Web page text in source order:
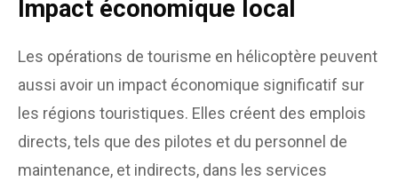
Impact économique local
Les opérations de tourisme en hélicoptère peuvent
aussi avoir un impact économique significatif sur
les régions touristiques. Elles créent des emplois
directs, tels que des pilotes et du personnel de
maintenance, et indirects, dans les services